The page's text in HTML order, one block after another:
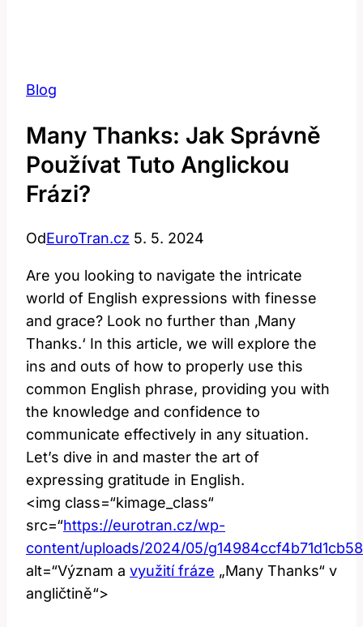
Blog
Many Thanks: Jak Správně
Používat Tuto Anglickou
Frázi?
OdEuroTran.cz 5. 5. 2024
Are you looking to navigate the intricate
world of English expressions with finesse
and grace? Look no further than ‚Many
Thanks.‘ In this article, we will explore the
ins and outs of how to properly use this
common English phrase, providing you with
the knowledge and confidence to
communicate effectively in any situation.
Let’s dive in and master the art of
expressing gratitude in English.
<img class=“kimage_class“
src=“https://eurotran.cz/wp-
content/uploads/2024/05/
alt=“Význam a využití fráze „Many Thanks“ v
angličtině“>